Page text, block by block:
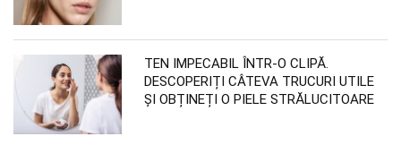
TEN IMPECABIL ÎNTR-O CLIPĂ.
DESCOPERIȚI CÂTEVA TRUCURI UTILE
ȘI OBȚINEȚI O PIELE STRĂLUCITOARE